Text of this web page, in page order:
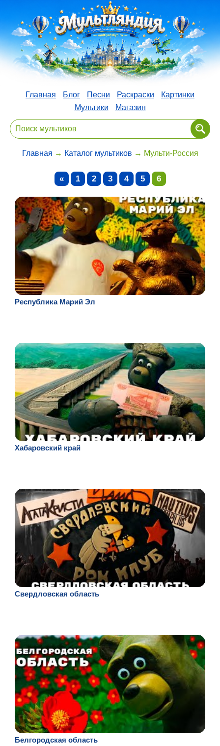
Главная Блог Песни Раскраски
Картинки
Мультики
Магазин
Главная → Каталог мультиков → Мульти-Россия
« 1 2 3 4 5 6
Республика Марий Эл
Хабаровский край
Свердловская область
Белгородская область